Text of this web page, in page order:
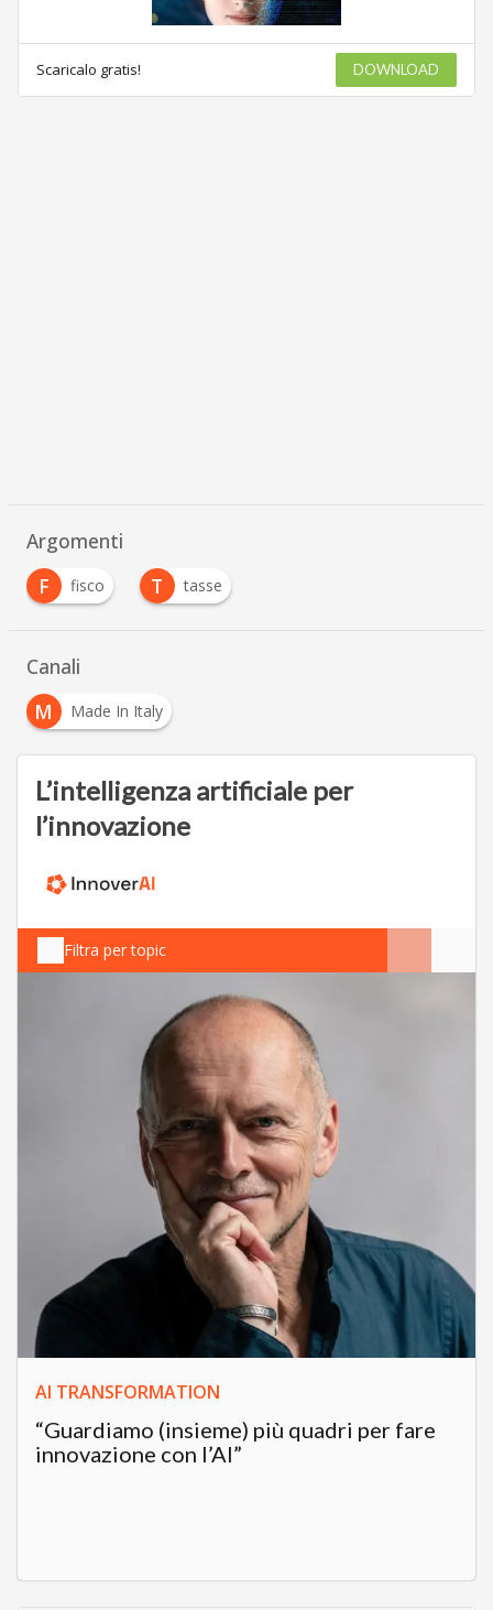
Scaricalo gratis! DOWNLOAD
Argomenti
F
fisco T tasse
Canali
M
Made In Italy
L’intelligenza artificiale per
l’innovazione
Filtra per topic
AI TRANSFORMATION
“Guardiamo (insieme) più quadri per fare
innovazione con l’AI”